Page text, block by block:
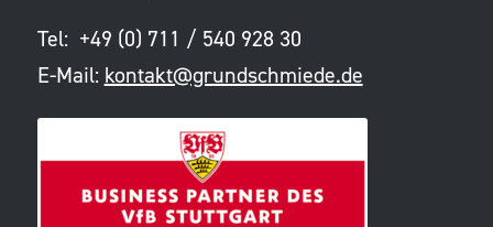
Tel: +49 (0) 711 / 540 928 30
E-Mail: kontakt@grundschmiede.de